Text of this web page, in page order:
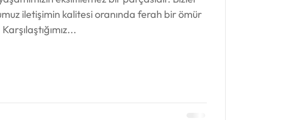
iletişimin kalitesi oranında ferah bir ömür